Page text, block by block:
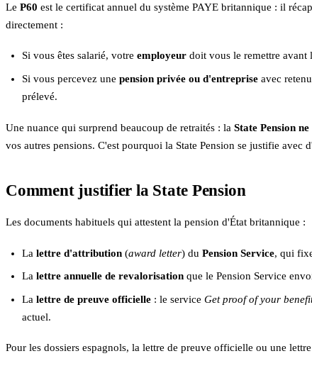
Le P60 est le certificat annuel du système PAYE britannique : il
directement :
Si vous êtes salarié, votre employeurdoit vous le remettre avant
Si vous percevez une pension privée ou d'entrepriseavec
prélevé.
Une nuance qui surprend beaucoup de retraités : la State Pension
vos autres pensions. C'est pourquoi la State Pension se justifie avec
Comment justifier la State Pension
Les documents habituels qui attestent la pension d'État britannique :
La lettre d'attribution(award letter) du Pension Service, qui
La lettre annuelle de revalorisationque le Pension Service
La lettre de preuve officielle: le service Get proof of your
actuel.
Pour les dossiers espagnols, la lettre de preuve officielle ou une